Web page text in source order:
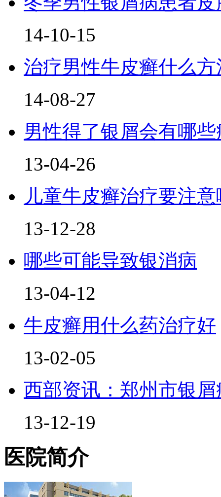
14-10-15
治疗男性牛皮癣什么方
14-08-27
男性得了银屑会有哪
13-04-26
儿童牛皮癣治疗要注
13-12-28
哪些可能导致银消病
13-04-12
牛皮癣用什么药治疗好
13-02-05
西部资讯：郑州市银
13-12-19
医院简介